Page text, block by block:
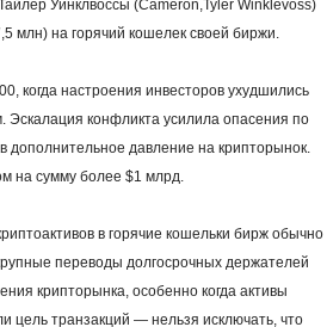
Уинклвоссы (Cameron,Tyler Winklevoss)
млн) на горячий кошелек своей биржи.
когда настроения инвесторов ухудшились
конфликта усилила опасения по
дополнительное давление на крипторынок.
на сумму более $1 млрд.
в горячие кошельки бирж обычно
переводы долгосрочных держателей
крипторынка, особенно когда активы
транзакций — нельзя исключать, что